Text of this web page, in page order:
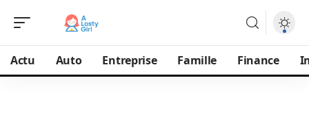
Actu Auto Entreprise Famille Finance